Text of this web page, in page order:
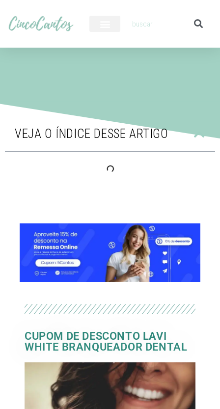
VEJA O ÍNDICE DESSE ARTIGO
CUPOM DE DESCONTO LAVI
WHITE BRANQUEADOR DENTAL